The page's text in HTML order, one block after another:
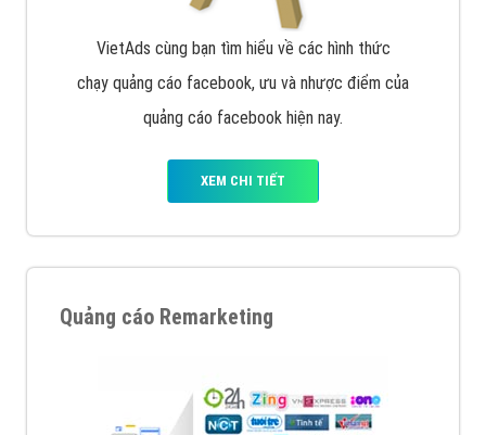
VietAds cùng bạn tìm hiểu về các hình thức
chạy quảng cáo facebook, ưu và nhược điểm của
quảng cáo facebook hiện nay.
XEM CHI TIẾT
Quảng cáo Remarketing